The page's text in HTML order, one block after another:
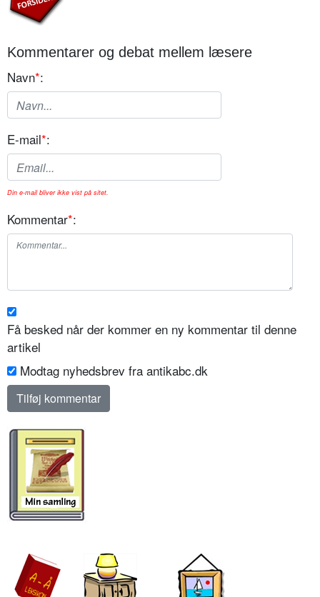
Kommentarer og debat mellem læsere
Navn*:
E-mail*:
Din e-mail bliver ikke vist på sitet.
Kommentar*:
Få besked når der kommer en ny kommentar til denne
artikel
Modtag nyhedsbrev fra antikabc.dk